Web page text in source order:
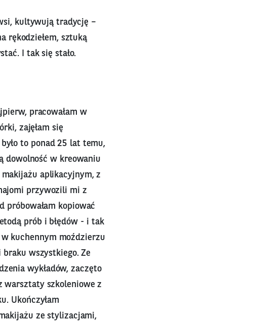
wsi, kultywują tradycję –
rękodziełem, sztuką
I tak się stało.
pracowałam w
zajęłam się
to ponad 25 lat temu,
dowolność w kreowaniu
aplikacyjnym, z
przywozili mi z
próbowałam kopiować
prób i błędów - i tak
kuchennym moździerzu
wszystkiego. Ze
wykładów, zaczęto
warsztaty szkoleniowe z
Ukończyłam
ze stylizacjami,